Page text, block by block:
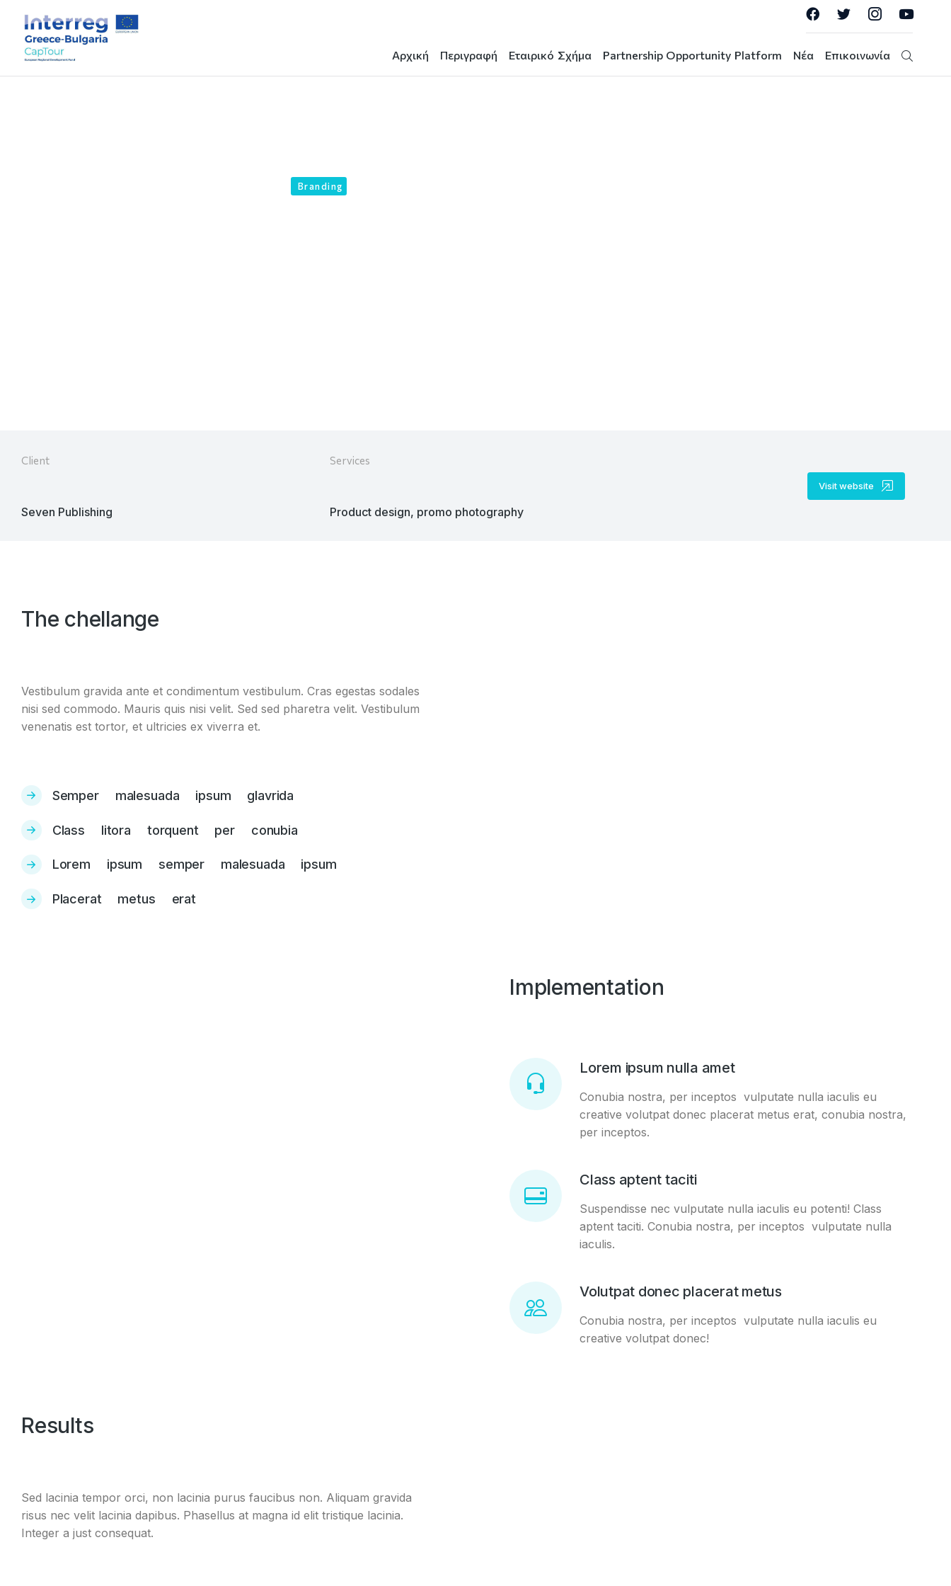
Αρχική Περιγραφή Εταιρικό Σχήμα Partnership Opportunity Platform Νέα Επικοινωνία
Branding
Client
Seven Publishing
Services
Product design, promo photography
Visit website
The chellange
Vestibulum gravida ante et condimentum vestibulum. Cras egestas sodales
nisi sed commodo. Mauris quis nisi velit. Sed sed pharetra velit. Vestibulum
venenatis est tortor, et ultricies ex viverra et.
Semper malesuada ipsum glavrida
Class litora torquent per conubia
Lorem ipsum semper malesuada ipsum
Placerat metus erat
Implementation
Lorem ipsum nulla amet
Conubia nostra, per inceptos vulputate nulla iaculis eu
creative volutpat donec placerat metus erat, conubia nostra,
per inceptos.
Class aptent taciti
Suspendisse nec vulputate nulla iaculis eu potenti! Class
aptent taciti. Conubia nostra, per inceptos vulputate nulla
iaculis.
Volutpat donec placerat metus
Conubia nostra, per inceptos vulputate nulla iaculis eu
creative volutpat donec!
Results
Sed lacinia tempor orci, non lacinia purus faucibus non. Aliquam gravida
risus nec velit lacinia dapibus. Phasellus at magna id elit tristique lacinia.
Integer a just consequat.